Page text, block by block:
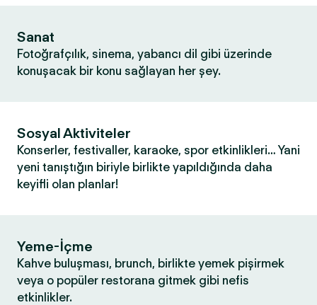
Sanat
Fotoğrafçılık, sinema, yabancı dil gibi üzerinde
konuşacak bir konu sağlayan her şey.
Sosyal Aktiviteler
Konserler, festivaller, karaoke, spor etkinlikleri… Yani
yeni tanıştığın biriyle birlikte yapıldığında daha
keyifli olan planlar!
Yeme-İçme
Kahve buluşması, brunch, birlikte yemek pişirmek
veya o popüler restorana gitmek gibi nefis
etkinlikler.